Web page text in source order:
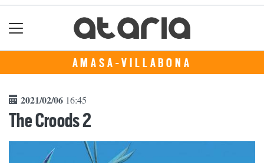
AMASA-VILLABONA
2021/02/06 16:45
The Croods 2